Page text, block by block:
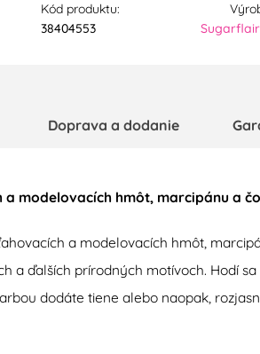
Kód produktu:
38404553
Doprava a dodanie
a modelovacích hmôt, marcipánu a
a modelovacích hmôt,
a ďalších prírodných motívoch. Hodí sa
dodáte tiene alebo naopak,